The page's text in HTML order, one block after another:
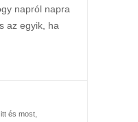
napról napra
az egyik, ha
itt és most,